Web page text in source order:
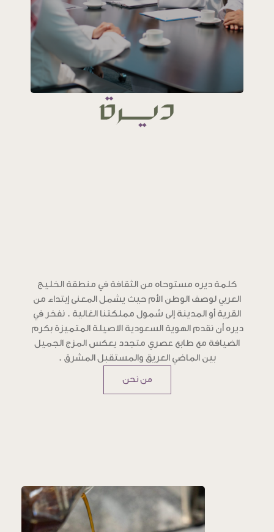
كلمة ديره مستوحاه من الثقافة في منطقة الخليج
العربي لوصف الوطن الأم حيث يشمل المعنى إبتداء من
القرية أو المدينة إلى شمول مملكتنا الغالية . نفخر في
ديره أن نقدم الهوية السعودية الاصيلة المتميزة بكرم
الضيافة مع طابع عصري متجدد يعكس المزج الجميل
بين الماضي العريق والمستقبل المشرق .
من نحن